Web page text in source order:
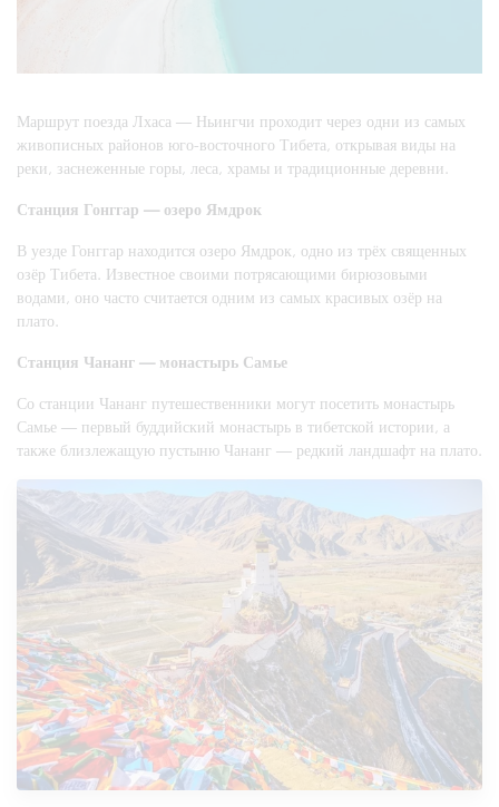
Маршрут поезда Лхаса — Ньингчи проходит через одни из самых
живописных районов юго-восточного Тибета, открывая виды на
реки, заснеженные горы, леса, храмы и традиционные деревни.
Станция Гонггар — озеро Ямдрок
В уезде Гонггар находится озеро Ямдрок, одно из трёх священных
озёр Тибета. Известное своими потрясающими бирюзовыми
водами, оно часто считается одним из самых красивых озёр на
плато.
Станция Чананг — монастырь Самье
Со станции Чананг путешественники могут посетить монастырь
Самье — первый буддийский монастырь в тибетской истории, а
также близлежащую пустыню Чананг — редкий ландшафт на плато.